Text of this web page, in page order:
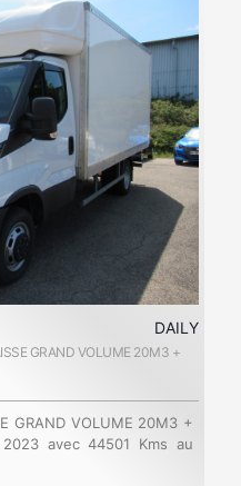
DAILY
GRAND VOLUME 20M3 +
GRAND VOLUME 20M3 +
avec 44501 Kms au